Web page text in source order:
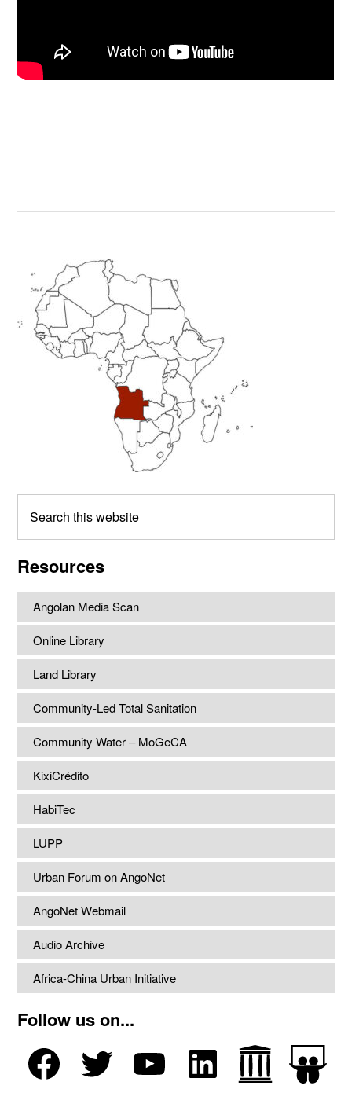
Primary
Sidebar
this
Resources
Angolan Media Scan
Online Library
Land Library
Community-Led Total Sanitation
Community Water – MoGeCA
KixiCrédito
HabiTec
LUPP
Urban Forum on AngoNet
AngoNet Webmail
Audio Archive
Africa-China Urban Initiative
Follow us on...